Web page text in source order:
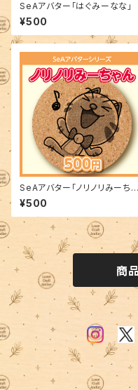
SeAアバター「はぐみーなな」
¥500
SeAアバター「ノリノリみーちゃ
ん」
¥500
商